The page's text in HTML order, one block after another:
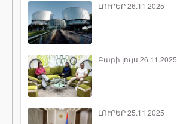
ԼՈՒՐԵՐ 26.11.2025
Բարի լույս 26.11.2025
ԼՈՒՐԵՐ 25.11.2025